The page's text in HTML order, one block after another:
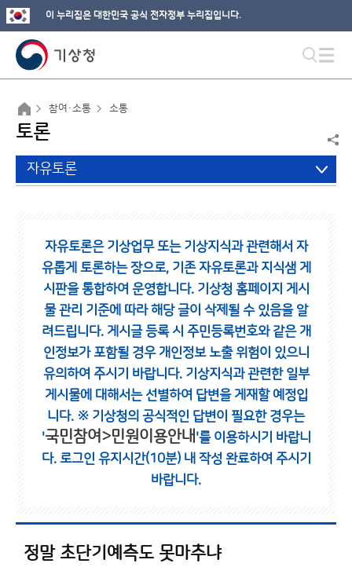
이 누리집은 대한민국 공식 전자정부 누리집입니다.
참여·소통 소통
토론
자유토론
자유토론은 기상업무 또는 기상지식과 관련해서 자
유롭게 토론하는 장으로, 기존 자유토론과 지식샘 게
시판을 통합하여 운영합니다. 기상청 홈페이지 게시
물 관리 기준에 따라 해당 글이 삭제될 수 있음을 알
려드립니다. 게시글 등록 시 주민등록번호와 같은 개
인정보가 포함될 경우 개인정보 노출 위험이 있으니
유의하여 주시기 바랍니다. 기상지식과 관련한 일부
게시물에 대해서는 선별하여 답변을 게재할 예정입
니다. ※ 기상청의 공식적인 답변이 필요한 경우는
'국민참여>민원이용안내 '를 이용하시기 바랍니
다. 로그인 유지시간(10분) 내 작성 완료하여 주시기
바랍니다.
정말 초단기예측도 못마추냐